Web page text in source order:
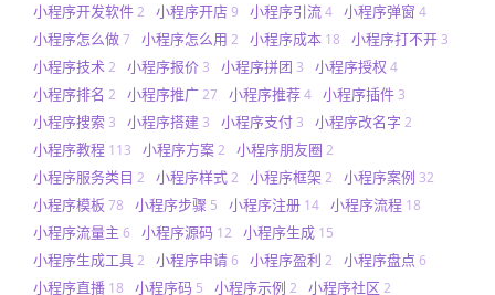
小程序开发软件2 小程序开店9 小程序引流4 小程序弹窗 4
小程序怎么做7 小程序怎么用 2 小程序成本 18 小程序打不开 3
小程序技术2 小程序报价 3 小程序拼团 3 小程序授权 4
小程序排名 2 小程序推广27 小程序推荐4 小程序插件 3
小程序搜索 3 小程序搭建 3 小程序支付 3 小程序改名字 2
小程序教程 113 小程序方案2 小程序朋友圈 2
小程序服务类目 2 小程序样式2 小程序框架 2 小程序案例 32
小程序模板 78 小程序步骤 5 小程序注册 14 小程序流程 18
小程序流量主 6 小程序源码 12 小程序生成 15
小程序生成工具2 小程序申请6 小程序盈利 2 小程序盘点 6
小程序直播 18 小程序码 5 小程序示例 2 小程序社区 2